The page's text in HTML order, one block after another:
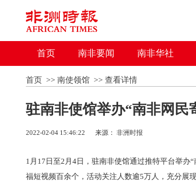
首页 南非要闻 南非华社
首页>> 南使领馆>> 查看详情
驻南非使馆举办“南非网民
2022-02-04 15:46:22 来源： 非洲时报
1月17日至2月4日，驻南非使馆通过推特平台举办
福短视频百余个，活动关注人数逾5万人，充分展